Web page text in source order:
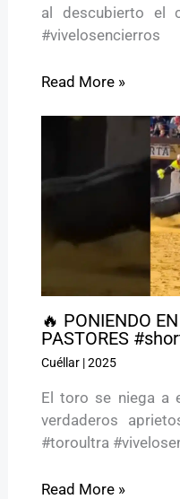
al descubierto el
#vivelosencierros
Read More »
🔥 PONIENDO
PASTORES
Cuéllar|2025
El toro se niega a
verdaderos
#toroultra
Read More »